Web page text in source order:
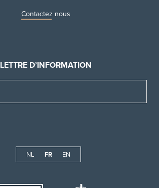
Contactez nous
LETTRE D’INFORMATION
NL FR EN